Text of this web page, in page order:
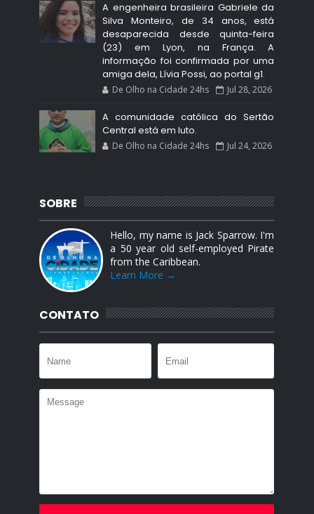
A engenheira brasileira Gabriele da
Silva Monteiro, de 34 anos, está
desaparecida desde quinta-feira
(23) em Lyon, na França. A
informação foi confirmada por uma
amiga dela, Lívia Possi, ao portal g1.
De Olho na Cidade 24hs Jul 28, 2026
A comunidade católica do Sertão
Central está em luto.
De Olho na Cidade 24hs Jul 24, 2026
SOBRE
Hello, my name is Jack Sparrow. I'm
a 50 year old self-employed Pirate
from the Caribbean.
Learn More →
CONTATO